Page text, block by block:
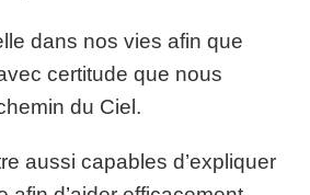
dans nos vies afin que
certitude que nous
du Ciel.
aussi capables d’expliquer